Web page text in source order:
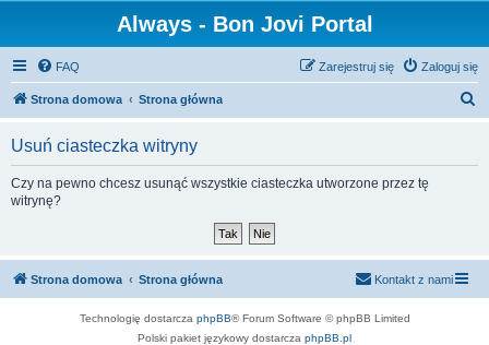
Always - Bon Jovi Portal
FAQ Zaloguj się
Zarejestruj się
Strona domowa Strona główna
Usuń ciasteczka witryny
Czy na pewno chcesz usunąć wszystkie ciasteczka utworzone przez tę
witrynę?
Strona domowa Strona główna Kontakt z nami
Technologię dostarcza phpBB® Forum Software © phpBB Limited
Polski pakiet językowy dostarcza phpBB.pl